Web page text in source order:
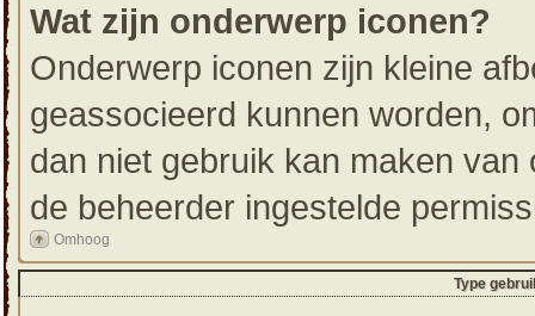
Wat zijn onderwerp iconen?
Onderwerp iconen zijn kleine
geassocieerd kunnen worden,
dan niet gebruik kan maken
de beheerder ingestelde
Omhoog
Type